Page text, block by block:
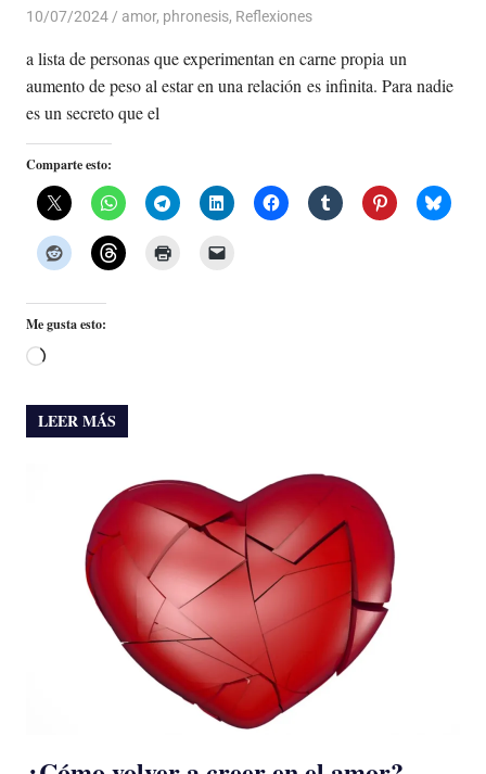
10/07/2024 De todo un Poco
amor, phronesis, Reflexiones
a lista de personas que experimentan en carne propia un
aumento de peso al estar en una relación es infinita. Para nadie
es un secreto que el
Comparte esto:
Me gusta esto:
Cargando...
LEER MÁS